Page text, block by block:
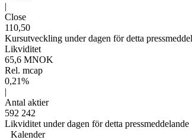
|
Close
110,50
Kursutveckling under dagen för detta
Likviditet
65,6 MNOK
Rel. mcap
0,21%
|
Antal aktier
592 242
Likviditet under dagen för detta pressmeddelande
Kalender